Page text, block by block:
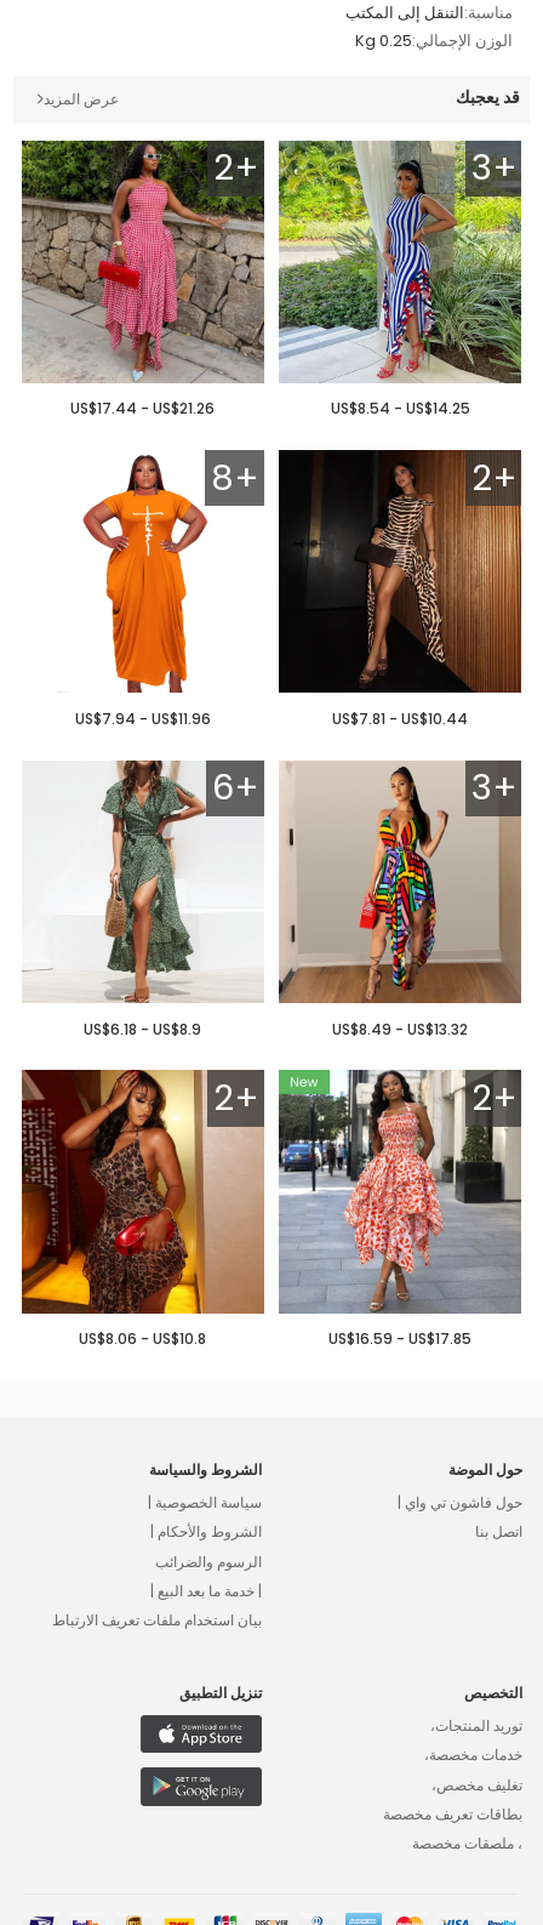
مناسبة:التنقل إلى المكتب
الوزن الإجمالي:0.25 Kg
قد يعجبك عرض المزيد
3+
US$8.54 - US$14.25
2+
US$17.44 - US$21.26
2+
US$7.81 - US$10.44
8+
US$7.94 - US$11.96
3+
US$8.49 - US$13.32
6+
US$6.18 - US$8.9
2+
US$16.59 - US$17.85
2+
US$8.06 - US$10.8
حول الموضة
حول فاشون تي واي |
اتصل بنا
الشروط والسياسة
سياسة الخصوصية |
الشروط والأحكام |
الرسوم والضرائب
| خدمة ما بعد البيع |
بيان استخدام ملفات تعريف الارتباط
التخصيص
توريد المنتجات،
خدمات مخصصة،
تغليف مخصص،
بطاقات تعريف مخصصة
، ملصقات مخصصة
تنزيل التطبيق